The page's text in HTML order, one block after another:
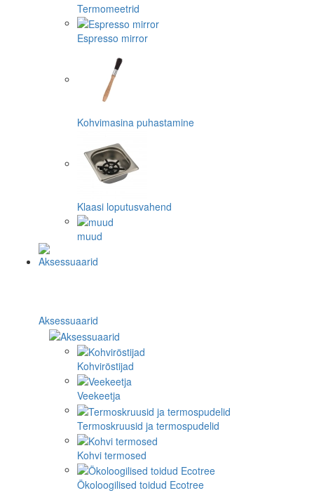
Termomeetrid
Espresso mirror
Kohvimasina puhastamine
Klaasi loputusvahend
muud
Aksessuaarid
Kohviröstijad
Veekeetja
Termoskruusid ja termospudelid
Kohvi termosed
Ökoloogilised toidud Ecotree